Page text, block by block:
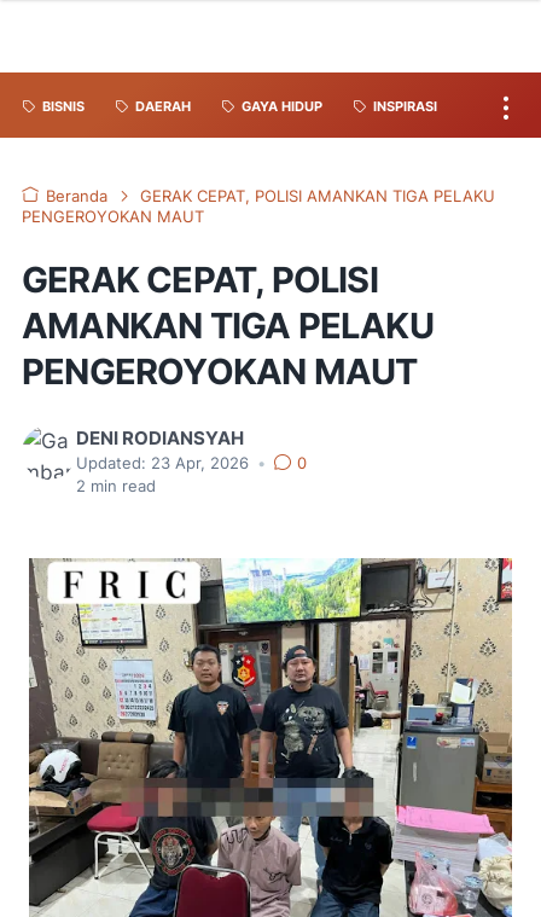
BISNIS DAERAH GAYA HIDUP INSPIRASI
Beranda
GERAK CEPAT, POLISI AMANKAN TIGA PELAKU
PENGEROYOKAN MAUT
GERAK CEPAT, POLISI
AMANKAN TIGA PELAKU
PENGEROYOKAN MAUT
DENI RODIANSYAH
Updated: 23 Apr, 2026 •
0
2 min read